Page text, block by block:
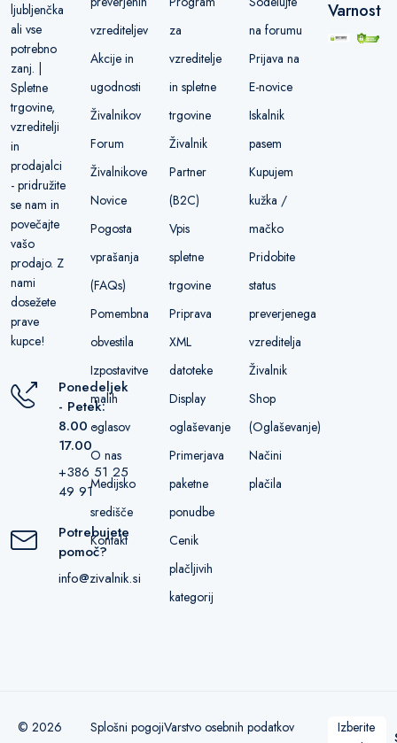
ljubljenčka
ali vse
potrebno
zanj. |
Spletne
trgovine,
vzreditelji
in
prodajalci
- pridružite
se nam in
povečajte
vašo
prodajo. Z
nami
dosežete
prave
kupce!
Ponedeljek
- Petek:
8.00 -
17.00
+386 51 25
49 91
Potrebujete
pomoč?
info@zivalnik.si
vzrediteljev
Akcije in
ugodnosti
Živalnikov
Forum
Živalnikove
Novice
Pogosta
vprašanja
(FAQs)
Pomembna
obvestila
Izpostavitve
malih
oglasov
O nas
Medijsko
središče
Kontakt
za
vzreditelje
in spletne
trgovine
Živalnik
Partner
(B2C)
Vpis
spletne
trgovine
Priprava
XML
datoteke
Display
oglaševanje
Primerjava
paketne
ponudbe
Cenik
plačljivih
kategorij
na forumu
Prijava na
E-novice
Iskalnik
pasem
Kupujem
kužka /
mačko
Pridobite
status
preverjenega
vzreditelja
Živalnik
Shop
(Oglaševanje)
Načini
plačila
Varnost
© 2026 Splošni pogojiVarstvo osebnih podatkov
Izberite